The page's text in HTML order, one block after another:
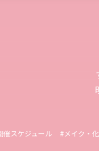
催スケジュール #メイク・